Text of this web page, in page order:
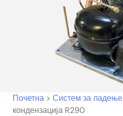
Почетна > Систем за ладење
кондензација R290